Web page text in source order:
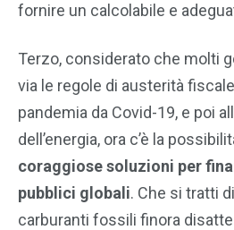
fornire un calcolabile e
Terzo, considerato che molti
via le regole di austerità
pandemia da Covid-19, e poi
dell’energia, ora c’è la
coraggiose soluzioni per
pubblici globali. Che si tratti
carburanti fossili finora